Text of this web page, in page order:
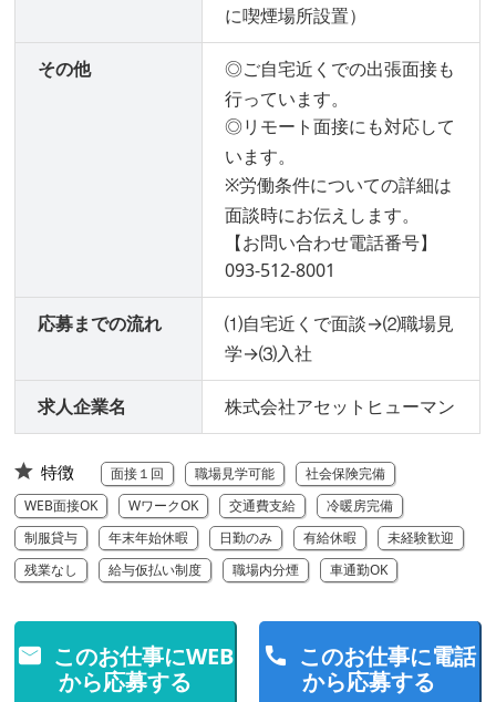
に喫煙場所設置）
その他
◎ご自宅近くでの出張面接も
行っています。
◎リモート面接にも対応して
います。
※労働条件についての詳細は
面談時にお伝えします。
【お問い合わせ電話番号】
093-512-8001
応募までの流れ
⑴自宅近くで面談→⑵職場見
学→⑶入社
求人企業名 株式会社アセットヒューマン
特徴 面接１回 職場見学可能
社会保険完備
WEB面接OK
WワークOK 交通費支給
冷暖房完備
制服貸与
年末年始休暇 日勤のみ 有給休暇
未経験歓迎
残業なし
給与仮払い制度 職場内分煙 車通勤OK
このお仕事にWEB
から応募する
このお仕事に電話
から応募する